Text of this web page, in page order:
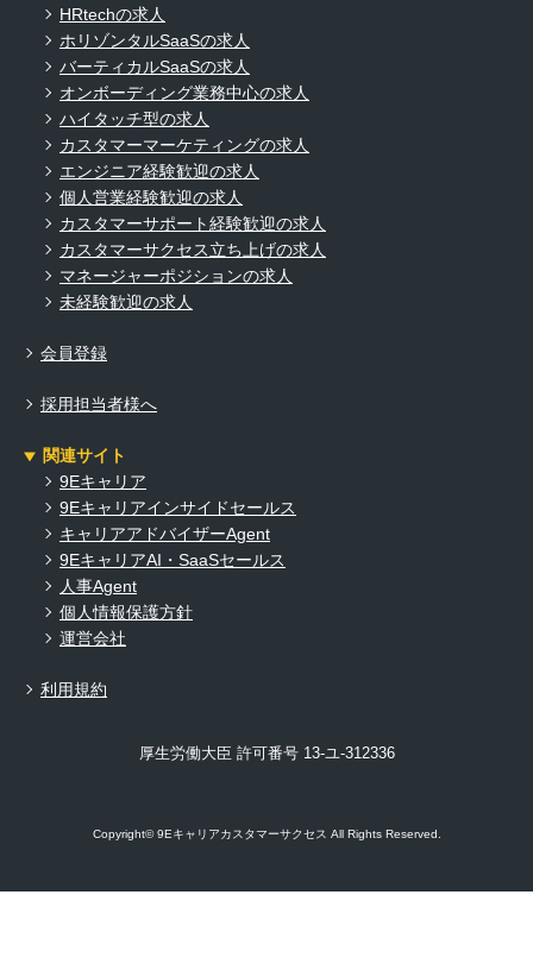
HRtechの求人
ホリゾンタルSaaSの求人
バーティカルSaaSの求人
オンボーディング業務中心の求人
ハイタッチ型の求人
カスタマーマーケティングの求人
エンジニア経験歓迎の求人
個人営業経験歓迎の求人
カスタマーサポート経験歓迎の求人
カスタマーサクセス立ち上げの求人
マネージャーポジションの求人
未経験歓迎の求人
会員登録
採用担当者様へ
関連サイト
9Eキャリア
9Eキャリアインサイドセールス
キャリアアドバイザーAgent
9EキャリアAI・SaaSセールス
人事Agent
個人情報保護方針
運営会社
利用規約
厚生労働大臣 許可番号 13-ユ-312336
Copyright© 9Eキャリアカスタマーサクセス All Rights Reserved.